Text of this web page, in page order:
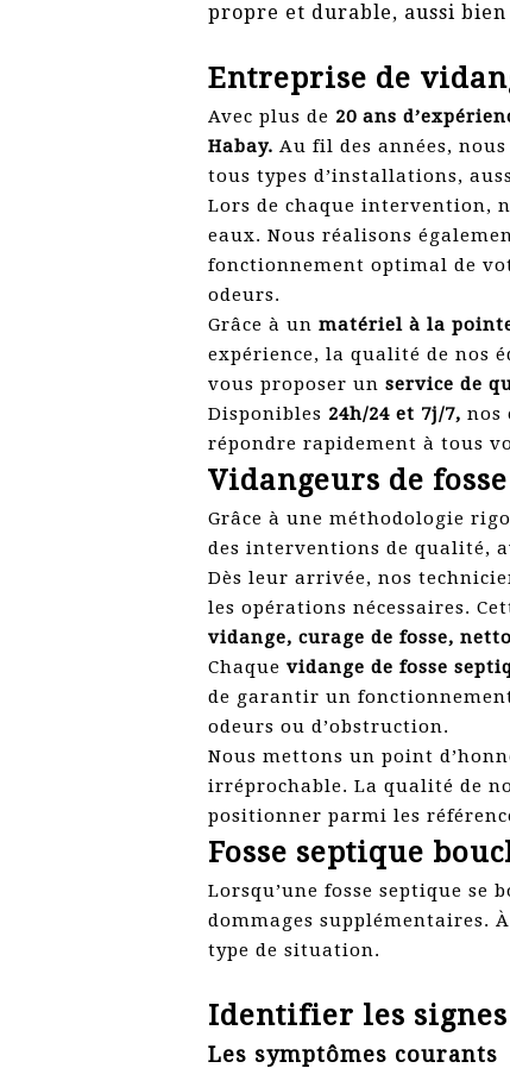
propre et durable, aussi
Entreprise de
Avec plus de 20 ans
Habay. Au fil des années,
tous types d’installations,
Lors de chaque intervention,
eaux. Nous réalisons
fonctionnement optimal de
odeurs.
Grâce à un matériel à la
expérience, la qualité de nos
vous proposer un service de
Disponibles 24h/24 et 7j/7, nos
répondre rapidement à tous
Vidangeurs de
Grâce à une méthodologie
des interventions de qualité,
Dès leur arrivée, nos
les opérations nécessaires.
vidange, curage de fosse,
Chaque vidange de fosse
de garantir un
odeurs ou d’obstruction.
Nous mettons un point
irréprochable. La qualité de
positionner parmi les
Fosse septique
Lorsqu’une fosse septique
dommages supplémentaires.
type de situation.
Identifier les
Les symptômes courants